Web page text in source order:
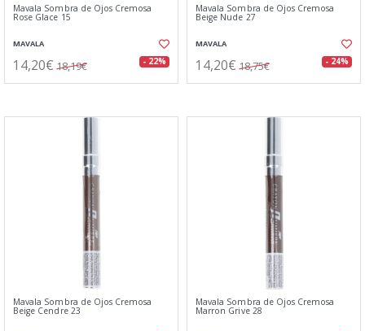
Mavala Sombra de Ojos Cremosa
Rose Glace 15
MAVALA
14,20€ 18,19€ - 22%
Mavala Sombra de Ojos Cremosa
Beige Nude 27
MAVALA
14,20€ 18,75€ - 24%
Mavala Sombra de Ojos Cremosa
Beige Cendre 23
Mavala Sombra de Ojos Cremosa
Marron Grive 28